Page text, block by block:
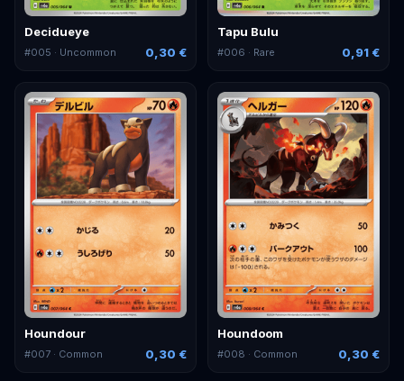
Decidueye
#005 · Uncommon 0,30 €
Tapu Bulu
#006 · Rare 0,91 €
Houndour
#007 · Common 0,30 €
Houndoom
#008 · Common 0,30 €